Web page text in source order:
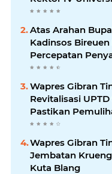
Kartamulia
Atas Arahan
Kadinsos
Percepatan
Intens
Kemensos
Wapres Gibran
Revitalisasi
Pastikan
Pascabencana
Wapres Gibran
Jembatan
Kuta Blang